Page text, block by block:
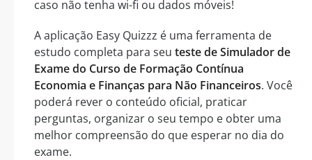
caso não tenha wi-fi ou dados móveis!
A aplicação Easy Quizzz é uma ferramenta de
estudo completa para seu teste de Simulador de
Exame do Curso de Formação Contínua
Economia e Finanças para Não Financeiros. Você
poderá rever o conteúdo oficial, praticar
perguntas, organizar o seu tempo e obter uma
melhor compreensão do que esperar no dia do
exame.